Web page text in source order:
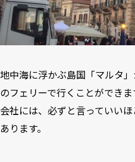
地中海に浮かぶ島国「マルタ
のフェリーで行くことができ
会社には、必ずと言っていい
あります。